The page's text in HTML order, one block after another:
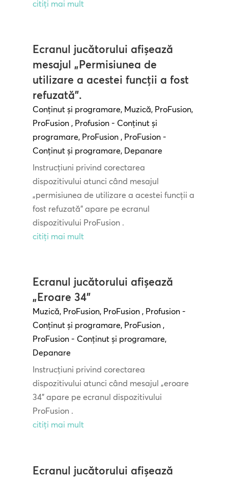
citiți mai mult
Ecranul jucătorului afișează
mesajul „Permisiunea de
utilizare a acestei funcții a fost
refuzată”.
Conținut și programare, Muzică, ProFusion,
ProFusion , Profusion - Conținut și
programare, ProFusion , ProFusion -
Conținut și programare, Depanare
Instrucțiuni privind corectarea
dispozitivului atunci când mesajul
„permisiunea de utilizare a acestei funcții a
fost refuzată” apare pe ecranul
dispozitivului ProFusion .
citiți mai mult
Ecranul jucătorului afișează
„Eroare 34”
Muzică, ProFusion, ProFusion , Profusion -
Conținut și programare, ProFusion ,
ProFusion - Conținut și programare,
Depanare
Instrucțiuni privind corectarea
dispozitivului atunci când mesajul „eroare
34” apare pe ecranul dispozitivului
ProFusion .
citiți mai mult
Ecranul jucătorului afișează